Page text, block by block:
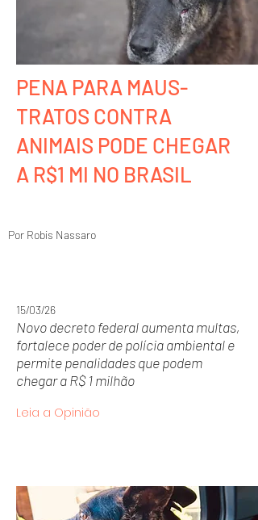
PENA PARA MAUS-
TRATOS CONTRA
ANIMAIS PODE CHEGAR
A R$1 MI NO BRASIL
Por Robis Nassaro
15/03/26
Novo decreto federal aumenta multas,
fortalece poder de polícia ambiental e
permite penalidades que podem
chegar a R$ 1 milhão
Leia a Opinião